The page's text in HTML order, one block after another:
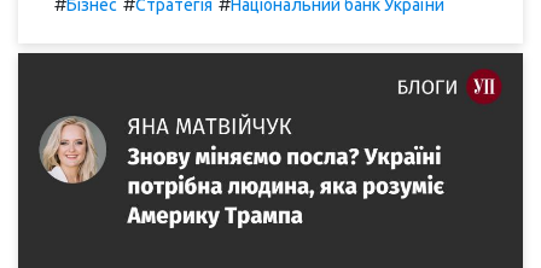
Бізнес Стратегія Національний банк України